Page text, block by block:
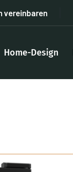
vereinbaren
Home-Design